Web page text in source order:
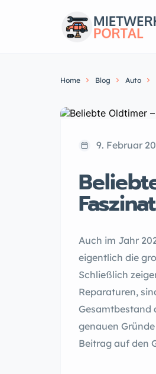
Home Blog Auto
9. Februar
Auch im Jahr
eigentlich die
Schließlich
Reparaturen,
Gesamtbestand
genauen
Beitrag auf den